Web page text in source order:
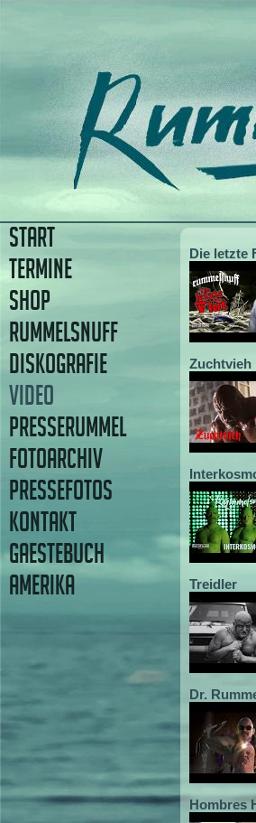
Die letzte
Zuchtvieh
Treidler
Dr.
Hombres
START
TERMINE
SHOP
RUMMELSNUFF
DISKOGRAFIE
VIDEO
PRESSERUMMEL
FOTOARCHIV
PRESSEFOTOS
KONTAKT
GAESTEBUCH
AMERIKA